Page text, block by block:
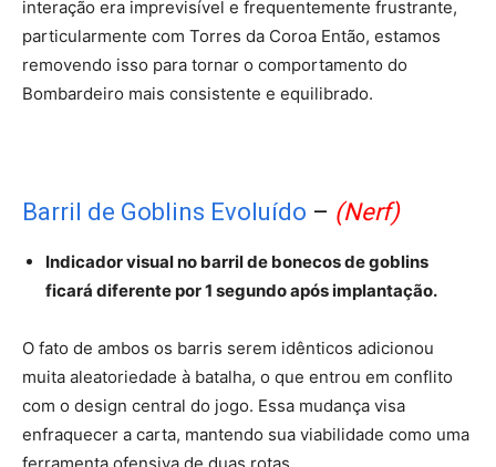
interação era imprevisível e frequentemente frustrante,
particularmente com Torres da Coroa Então, estamos
removendo isso para tornar o comportamento do
Bombardeiro mais consistente e equilibrado.
Barril de Goblins Evoluído – (Nerf)
Indicador visual no barril de bonecos de goblins
ficará diferente por 1 segundo após implantação.
O fato de ambos os barris serem idênticos adicionou
muita aleatoriedade à batalha, o que entrou em conflito
com o design central do jogo. Essa mudança visa
enfraquecer a carta, mantendo sua viabilidade como uma